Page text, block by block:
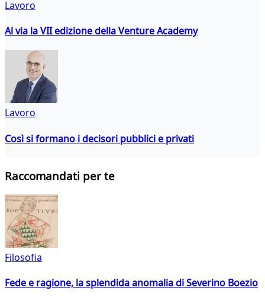
Lavoro
Al via la VII edizione della Venture Academy
Lavoro
Così si formano i decisori pubblici e privati
Raccomandati per te
Filosofia
Fede e ragione, la splendida anomalia di Severino Boezio